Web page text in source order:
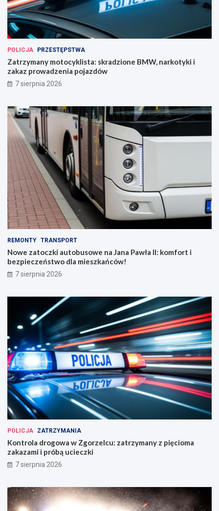
POLICJA PRZESTĘPSTWA
Zatrzymany motocyklista: skradzione BMW, narkotyki i
zakaz prowadzenia pojazdów
7 sierpnia 2026
REMONTY TRANSPORT
Nowe zatoczki autobusowe na Jana Pawła II: komfort i
bezpieczeństwo dla mieszkańców!
7 sierpnia 2026
POLICJA ZATRZYMANIA
Kontrola drogowa w Zgorzelcu: zatrzymany z pięcioma
zakazami i próbą ucieczki
7 sierpnia 2026